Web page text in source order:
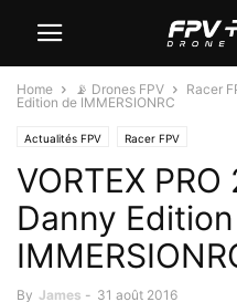
Home 📡 Drones FPV Racer
Edition de IMMERSIONRC
Actualités FPV Racer FPV
VORTEX
Danny
By James - 31 août 2016